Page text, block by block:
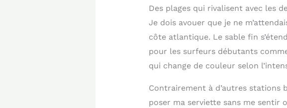
Des plages qui rivalisent avec les
Je dois avouer que je ne
côte atlantique. Le sable fin
pour les surfeurs débutants
qui change de couleur selon
Contrairement à d’autres stations
poser ma serviette sans me sentir